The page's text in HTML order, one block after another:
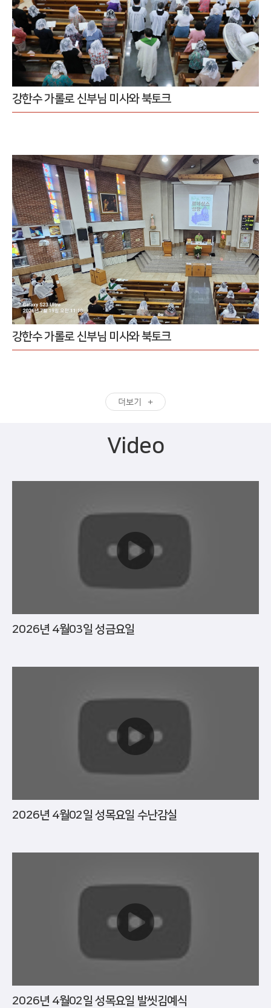
강한수 가롤로 신부님 미사와 북토크
강한수 가롤로 신부님 미사와 북토크
더보기
Video
2026년 4월03일 성금요일
2026년 4월02일 성목요일 수난감실
2026년 4월02일 성목요일 발씻김예식